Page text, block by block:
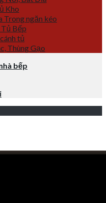
Kho
Trong ngăn kéo
Bếp
tủ
Thùng Gạo
bếp